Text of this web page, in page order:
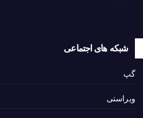
شبکه های اجتماعی
گپ
ویراستی